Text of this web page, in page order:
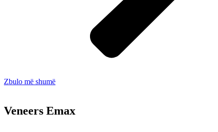
Zbulo më shumë
Veneers Emax